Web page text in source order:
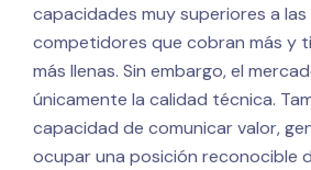
capacidades muy superiores a
competidores que cobran más y
más llenas. Sin embargo, el
únicamente la calidad técnica.
capacidad de comunicar valor,
ocupar una posición reconocible